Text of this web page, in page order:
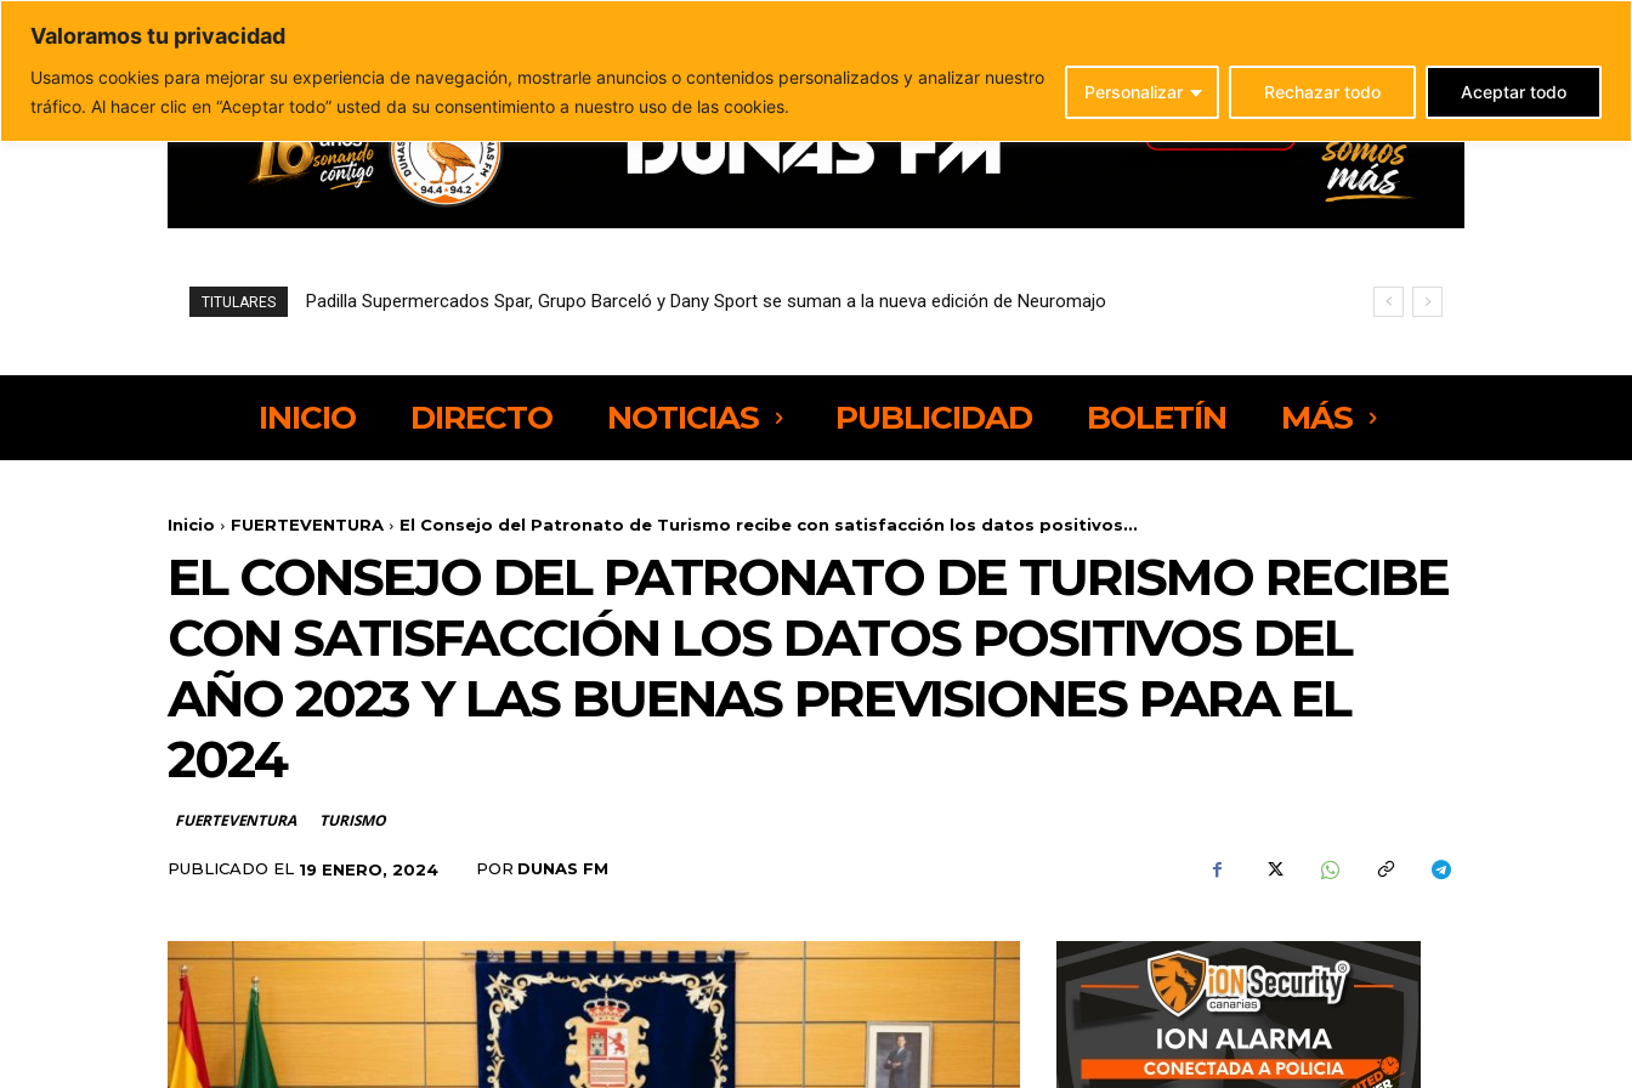
Valoramos tu privacidad
Usamos cookies para mejorar su experiencia de navegación, mostrarle anuncios o contenidos personalizados y analizar nuestro
tráfico. Al hacer clic en “Aceptar todo” usted da su consentimiento a nuestro uso de las cookies.
Personalizar Rechazar todo Aceptar todo
Política de privacidad
TITULARES Padilla Supermercados Spar, Grupo Barceló y Dany Sport se suman a la nueva edición de Neuromajo
Pájara reduce un 21,4% el desempleo entre las personas de 25 a 44 años
INICIO DIRECTO NOTICIAS PUBLICIDAD BOLETÍN MÁS
Inicio FUERTEVENTURA El Consejo del Patronato de Turismo recibe con satisfacción los datos positivos...
EL CONSEJO DEL PATRONATO DE TURISMO RECIBE
CON SATISFACCIÓN LOS DATOS POSITIVOS DEL
AÑO 2023 Y LAS BUENAS PREVISIONES PARA EL
2024
FUERTEVENTURA TURISMO
PUBLICADO EL 19 ENERO, 2024 POR DUNAS FM